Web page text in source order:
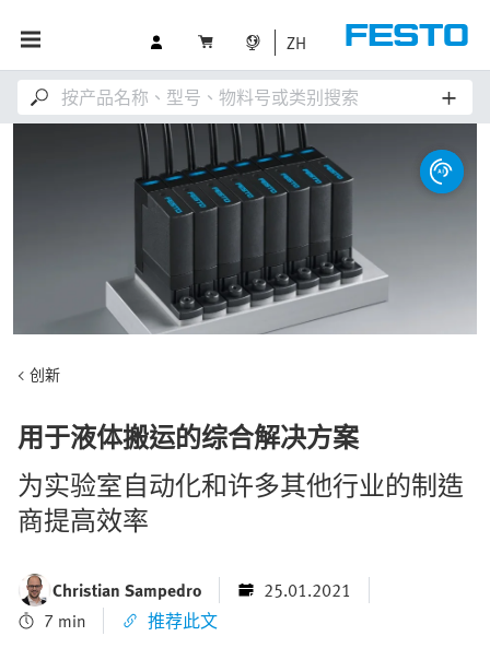
ZH
创新
用于液体搬运的综合解决方案
为实验室自动化和许多其他行业的制造
商提高效率
Christian Sampedro
25.01.2021
7 min
推荐此文